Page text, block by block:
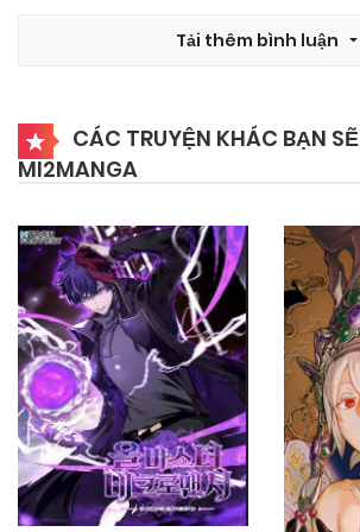
Chapter 105 16/02/2026
Chapter 104 16/02/2026
Chapter 103 16/02/2026
Chapter 102 16/02/2026
Chapter 101 16/02/2026
Tải thêm bình luận
CÁC TRUYỆN KHÁC BẠN
MI2MANGA